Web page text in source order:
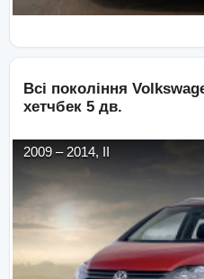
Всі покоління
хетчбек 5 дв.
2009 – 2014, II